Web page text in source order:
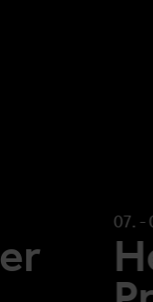
07. -